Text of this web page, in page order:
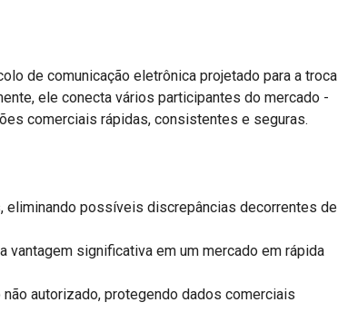
de comunicação eletrônica projetado para a troca
ele conecta vários participantes do mercado -
comerciais rápidas, consistentes e seguras.
eliminando possíveis discrepâncias decorrentes de
vantagem significativa em um mercado em rápida
autorizado, protegendo dados comerciais